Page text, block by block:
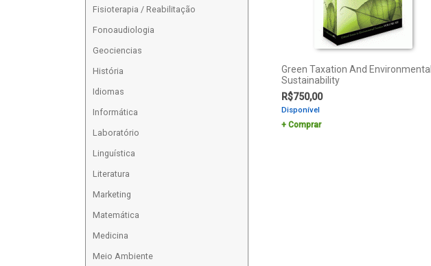
Green Taxation And Environmental
Sustainability
R$750,00
Disponível
Comprar
Fisioterapia / Reabilitação
Fonoaudiologia
Geociencias
História
Idiomas
Informática
Laboratório
Linguística
Literatura
Marketing
Matemática
Medicina
Meio Ambiente